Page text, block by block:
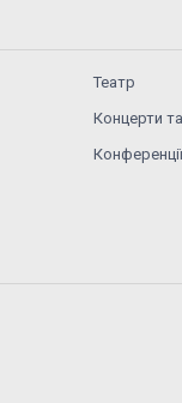
Театр
Концерти